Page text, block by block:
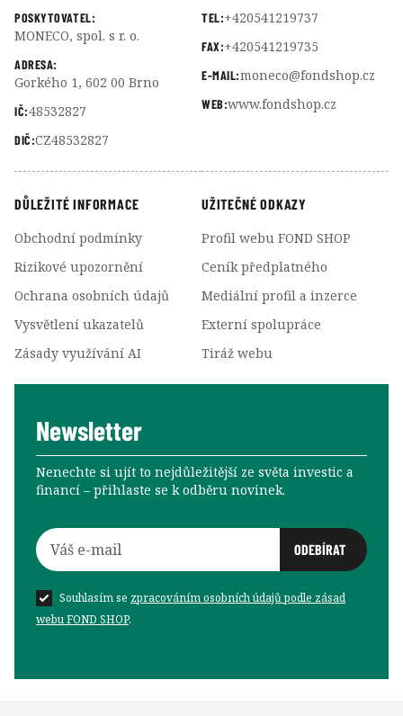
POSKYTOVATEL:
MONECO, spol. s r. o.
ADRESA:
Gorkého 1, 602 00 Brno
IČ:48532827
DIČ:CZ48532827
TEL:+420541219737
FAX:+420541219735
E-MAIL:moneco@fondshop.cz
WEB:www.fondshop.cz
DŮLEŽITÉ INFORMACE
Obchodní podmínky
Rizikové upozornění
Ochrana osobních údajů
Vysvětlení ukazatelů
Zásady využívání AI
UŽITEČNÉ ODKAZY
Profil webu FOND SHOP
Ceník předplatného
Mediální profil a inzerce
Externí spolupráce
Tiráž webu
Newsletter
Nenechte si ujít to nejdůležitější ze světa investic a
financí –⁠⁠⁠⁠⁠⁠ přihlaste se k odběru novinek.
Souhlasím se zpracováním osobních údajů podle zásad
webu FOND SHOP.